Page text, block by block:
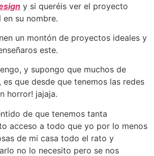
y si queréis ver el proyecto
su nombre.
un montón de proyectos ideales y
este.
y supongo que muchos de
que desde que tenemos las redes
horror! jajaja.
de que tenemos tanta
acceso a todo que yo por lo menos
de mi casa todo el rato y
no lo necesito pero se nos